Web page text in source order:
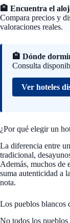
🏨 Encuentra el
Compara precios y
valoraciones reales.
🏨 Dónde
Consulta
Ver hoteles
¿Por qué elegir un
La diferencia entre
tradicional,
Además, muchos de
suma autenticidad a
nota.
Los pueblos blancos
No todos los pueblos